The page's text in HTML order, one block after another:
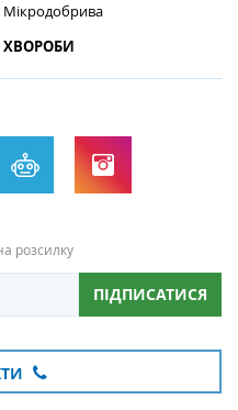
Мікродобрива
ХВОРОБИ
розсилку
ПІДПИСАТИСЯ